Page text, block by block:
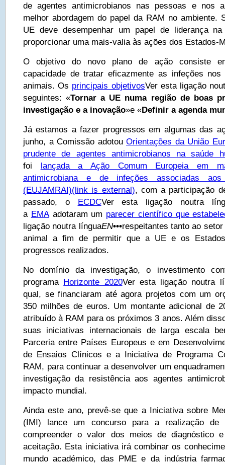
de agentes antimicrobianos nas pessoas e nos
melhor abordagem do papel da RAM no ambiente.
UE deve desempenhar um papel de liderança
proporcionar uma mais-valia às ações dos Estados-
O objetivo do novo plano de ação consiste
capacidade de tratar eficazmente as infeções
animais. Os principais objetivosVer esta ligação
seguintes: «Tornar a UE numa região de boas
investigação e a inovação»e «Definir a agenda
Já estamos a fazer progressos em algumas das
junho, a Comissão adotou Orientações da União
prudente de agentes antimicrobianos na saúde
foi lançada a Ação Comum Europeia em
antimicrobiana e de infeções associadas
(EUJAMRAI)(link is external), com a participação
passado, o ECDCVer esta ligação noutra
a EMAadotaram um parecer científico que
ligação noutra línguaEN•••respeitantes tanto ao
animal a fim de permitir que a UE e os
progressos realizados.
No domínio da investigação, o investimento
programa Horizonte 2020Ver esta ligação noutra
qual, se financiaram até agora projetos com um
350 milhões de euros. Um montante adicional de
atribuído à RAM para os próximos 3 anos. Além
suas iniciativas internacionais de larga escala
Parceria entre Países Europeus e em
de Ensaios Clínicos e a Iniciativa de Programa
RAM, para continuar a desenvolver um
investigação da resistência aos agentes
impacto mundial.
Ainda este ano, prevê-se que a Iniciativa sobre
(IMI) lance um concurso para a realização
compreender o valor dos meios de diagnóstico
aceitação. Esta iniciativa irá combinar os
mundo académico, das PME e da indústria